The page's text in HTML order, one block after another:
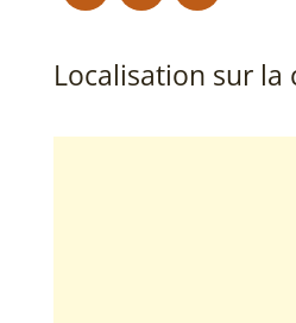
Localisation sur la